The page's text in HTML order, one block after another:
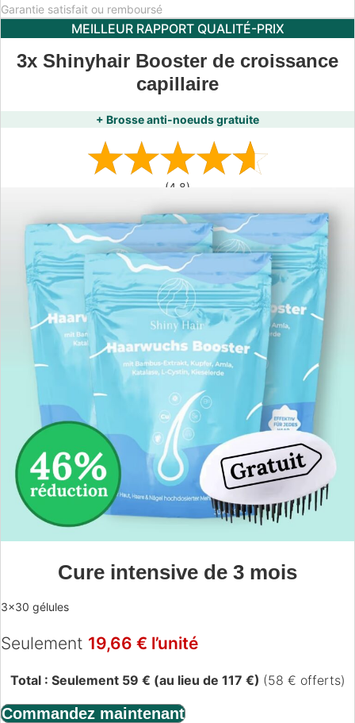
Garantie satisfait ou remboursé
MEILLEUR RAPPORT QUALITÉ-PRIX
3x Shinyhair Booster de croissance
capillaire
+ Brosse anti-noeuds gratuite
(4,8)
Cure intensive de 3 mois
3×30 gélules
Seulement 19,66 € l’unité
Total : Seulement 59 € (au lieu de 117 €) (58 € offerts)
Commandez maintenant